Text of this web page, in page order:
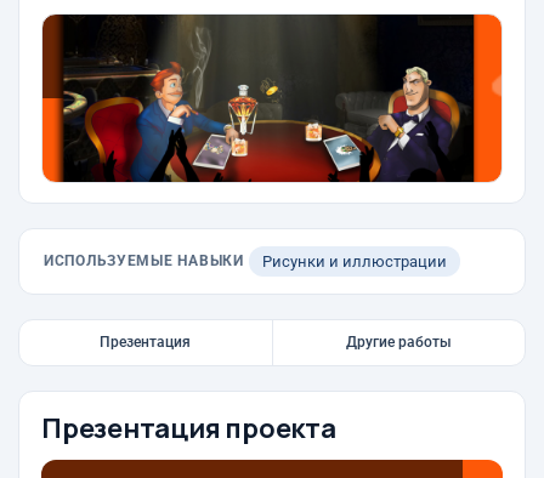
ИСПОЛЬЗУЕМЫЕ НАВЫКИ Рисунки и иллюстрации
Презентация Другие работы
Презентация проекта